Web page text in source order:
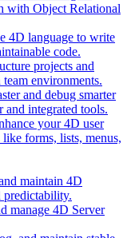
with Object Relational
4D language to write
code.
projects and
environments.
and debug smarter
and integrated tools.
your 4D user
forms, lists, menus,
maintain 4D
predictability.
manage 4D Server